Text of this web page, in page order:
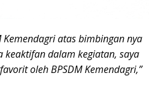
Kemendagri atas bimbingan nya
dalam kegiatan, saya
oleh BPSDM Kemendagri,”